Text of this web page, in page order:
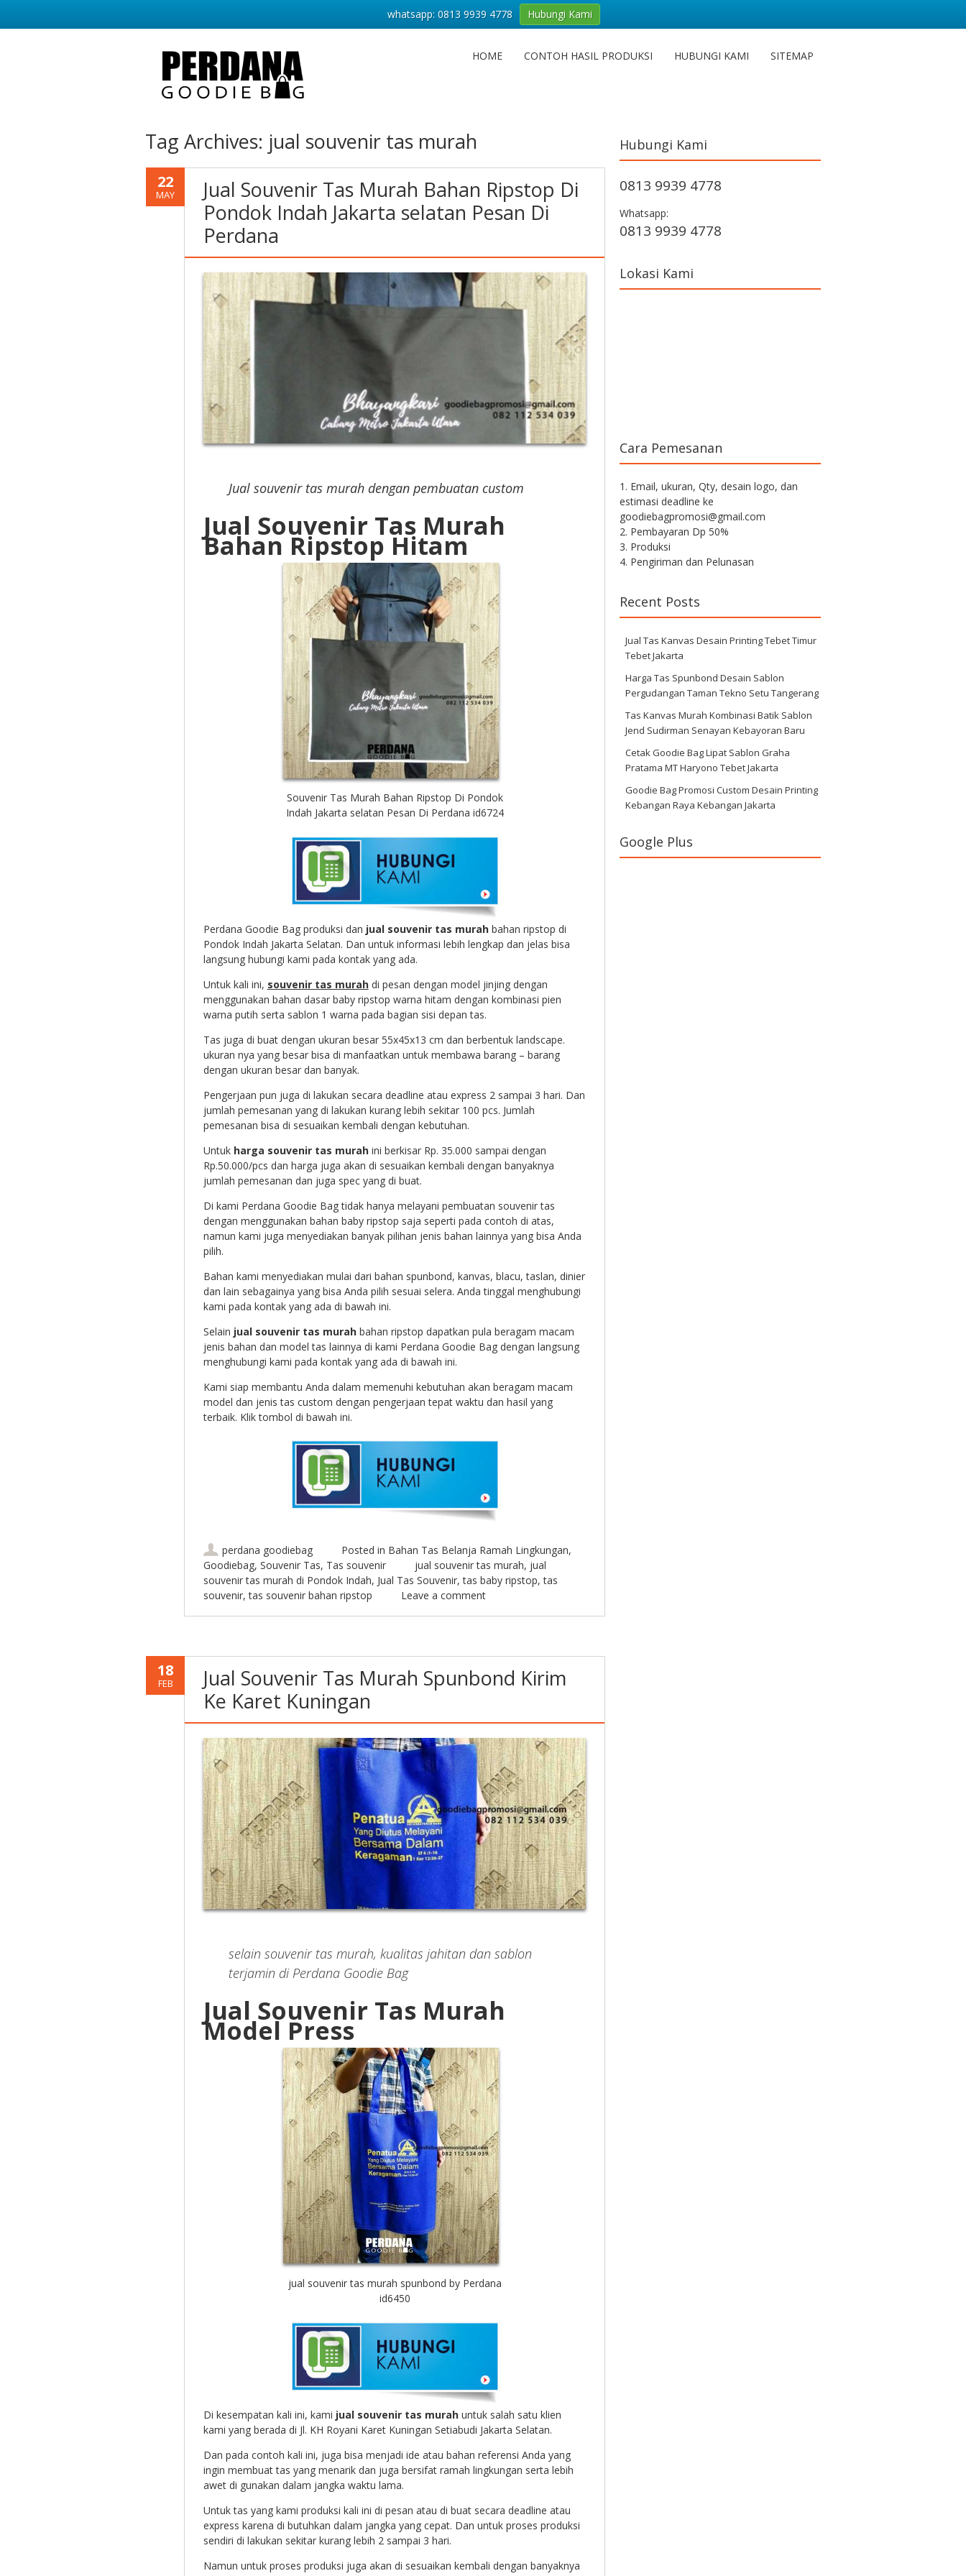
HOME CONTOH HASIL PRODUKSI HUBUNGI KAMI SITEMAP
Tag Archives: jual souvenir tas murah
22
MAY
Jual Souvenir Tas Murah Bahan Ripstop Di
Pondok Indah Jakarta selatan Pesan Di
Perdana
Jual souvenir tas murah dengan pembuatan custom
Jual Souvenir Tas Murah
Bahan Ripstop Hitam
Souvenir Tas Murah Bahan Ripstop Di Pondok
Indah Jakarta selatan Pesan Di Perdana id6724
Perdana Goodie Bag produksi dan jual souvenir tas murahbahan ripstop di
Pondok Indah Jakarta Selatan. Dan untuk informasi lebih lengkap dan jelas bisa
langsung hubungi kami pada kontak yang ada.
Untuk kali ini, souvenir tas murahdi pesan dengan model jinjing dengan
menggunakan bahan dasar baby ripstop warna hitam dengan kombinasi pien
warna putih serta sablon 1 warna pada bagian sisi depan tas.
Tas juga di buat dengan ukuran besar 55x45x13 cm dan berbentuk landscape.
ukuran nya yang besar bisa di manfaatkan untuk membawa barang – barang
dengan ukuran besar dan banyak.
Pengerjaan pun juga di lakukan secara deadline atau express 2 sampai 3 hari. Dan
jumlah pemesanan yang di lakukan kurang lebih sekitar 100 pcs. Jumlah
pemesanan bisa di sesuaikan kembali dengan kebutuhan.
Untuk harga souvenir tas murahini berkisar Rp. 35.000 sampai dengan
Rp.50.000/pcs dan harga juga akan di sesuaikan kembali dengan banyaknya
jumlah pemesanan dan juga spec yang di buat.
Di kami Perdana Goodie Bag tidak hanya melayani pembuatan souvenir tas
dengan menggunakan bahan baby ripstop saja seperti pada contoh di atas,
namun kami juga menyediakan banyak pilihan jenis bahan lainnya yang bisa Anda
pilih.
Bahan kami menyediakan mulai dari bahan spunbond, kanvas, blacu, taslan, dinier
dan lain sebagainya yang bisa Anda pilih sesuai selera. Anda tinggal menghubungi
kami pada kontak yang ada di bawah ini.
Selain jual souvenir tas murah bahan ripstop dapatkan pula beragam macam
jenis bahan dan model tas lainnya di kami Perdana Goodie Bag dengan langsung
menghubungi kami pada kontak yang ada di bawah ini.
Kami siap membantu Anda dalam memenuhi kebutuhan akan beragam macam
model dan jenis tas custom dengan pengerjaan tepat waktu dan hasil yang
terbaik. Klik tombol di bawah ini.
perdana goodiebag Posted in Bahan Tas Belanja Ramah Lingkungan,
Goodiebag, Souvenir Tas, Tas souvenir jual souvenir tas murah, jual
souvenir tas murah di Pondok Indah, Jual Tas Souvenir,tas baby ripstop,tas
souvenir,tas souvenir bahan ripstop Leave a comment
18
FEB
Jual Souvenir Tas Murah Spunbond Kirim
Ke Karet Kuningan
selain souvenir tas murah, kualitas jahitan dan sablon
terjamin di Perdana Goodie Bag
Jual Souvenir Tas Murah
Model Press
jual souvenir tas murah spunbond by Perdana
id6450
Di kesempatan kali ini, kami jual souvenir tas murahuntuk salah satu klien
kami yang berada di Jl. KH Royani Karet Kuningan Setiabudi Jakarta Selatan.
Dan pada contoh kali ini, juga bisa menjadi ide atau bahan referensi Anda yang
ingin membuat tas yang menarik dan juga bersifat ramah lingkungan serta lebih
awet di gunakan dalam jangka waktu lama.
Untuk tas yang kami produksi kali ini di pesan atau di buat secara deadline atau
express karena di butuhkan dalam jangka yang cepat. Dan untuk proses produksi
sendiri di lakukan sekitar kurang lebih 2 sampai 3 hari.
Namun untuk proses produksi juga akan di sesuaikan kembali dengan banyaknya
Hubungi Kami
0813 9939 4778
Whatsapp:
0813 9939 4778
Lokasi Kami
Cara Pemesanan
1. Email, ukuran, Qty, desain logo, dan
estimasi deadline ke
goodiebagpromosi@gmail.com
2. Pembayaran Dp 50%
3. Produksi
4. Pengiriman dan Pelunasan
Recent Posts
Jual Tas Kanvas Desain Printing Tebet Timur
Tebet Jakarta
Harga Tas Spunbond Desain Sablon
Pergudangan Taman Tekno Setu Tangerang
Tas Kanvas Murah Kombinasi Batik Sablon
Jend Sudirman Senayan Kebayoran Baru
Cetak Goodie Bag Lipat Sablon Graha
Pratama MT Haryono Tebet Jakarta
Goodie Bag Promosi Custom Desain Printing
Kebangan Raya Kebangan Jakarta
Google Plus
whatsapp: 0813 9939 4778 Hubungi Kami